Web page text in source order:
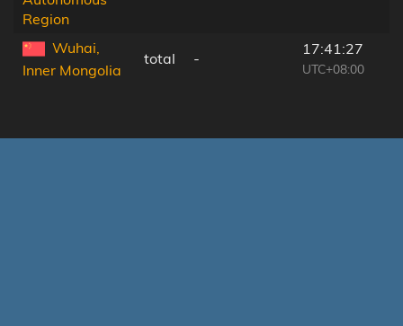
Region
Wuhai,
Inner Mongolia
total -
17:41:27
UTC+08:00